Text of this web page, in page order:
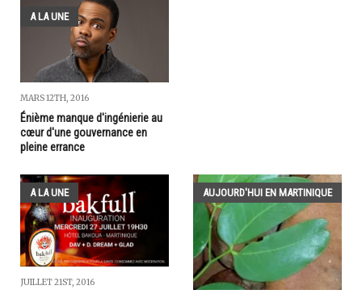
A LA UNE
MARS 12TH, 2016
Énième manque d'ingénierie au
cœur d'une gouvernance en
pleine errance
A LA UNE
JUILLET 21ST, 2016
AUJOURD'HUI EN MARTINIQUE